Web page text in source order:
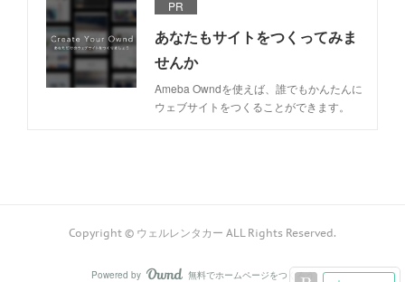
PR
あなたもサイトをつくってみま
せんか
Ameba Owndを使えば、誰でもかんたんに
ウェブサイトをつくることができます。
Copyright © ウェルレンタカー ALL Rights Reserved.
Powered by 無料でホームページをつくろう